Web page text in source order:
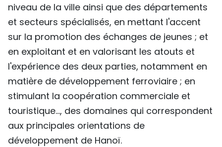
niveau de la ville ainsi que des départements
et secteurs spécialisés, en mettant l'accent
sur la promotion des échanges de jeunes ; et
en exploitant et en valorisant les atouts et
l'expérience des deux parties, notamment en
matière de développement ferroviaire ; en
stimulant la coopération commerciale et
touristique…, des domaines qui correspondent
aux principales orientations de
développement de Hanoï.